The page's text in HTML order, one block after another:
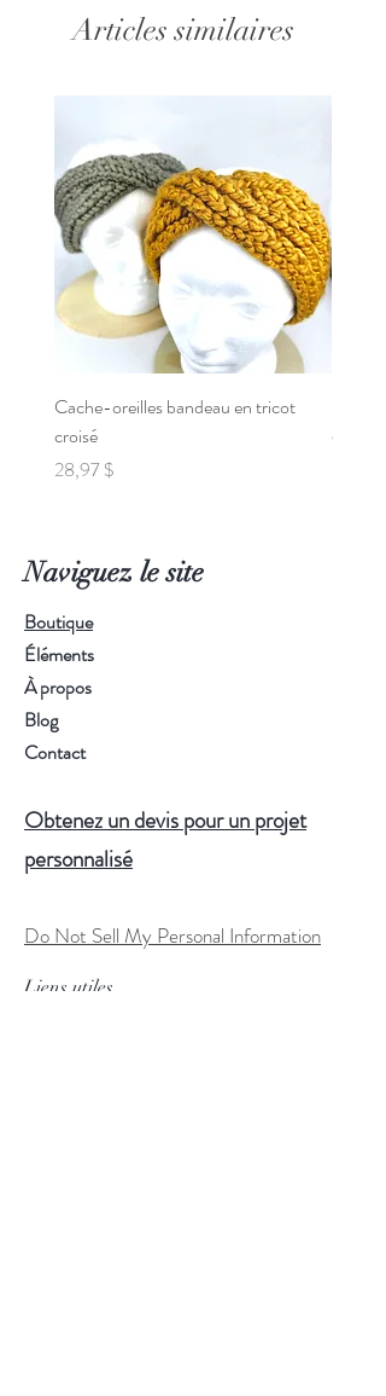
crochet sécurisé robuste. C’est
l’article idéal pour ne plus perdre vos
Longueur : 12 pouces de bout à
anneau
Articles similaires
Cache-oreilles bandeau en tricot
croisé
Prix
28,97 $
Prix
95,00 $
Naviguez le site
Boutique
Éléments
À propos
Blog
Contact
Obtenez un devis pour un projet
personnalisé
Do Not Sell My Personal Information
Liens utiles